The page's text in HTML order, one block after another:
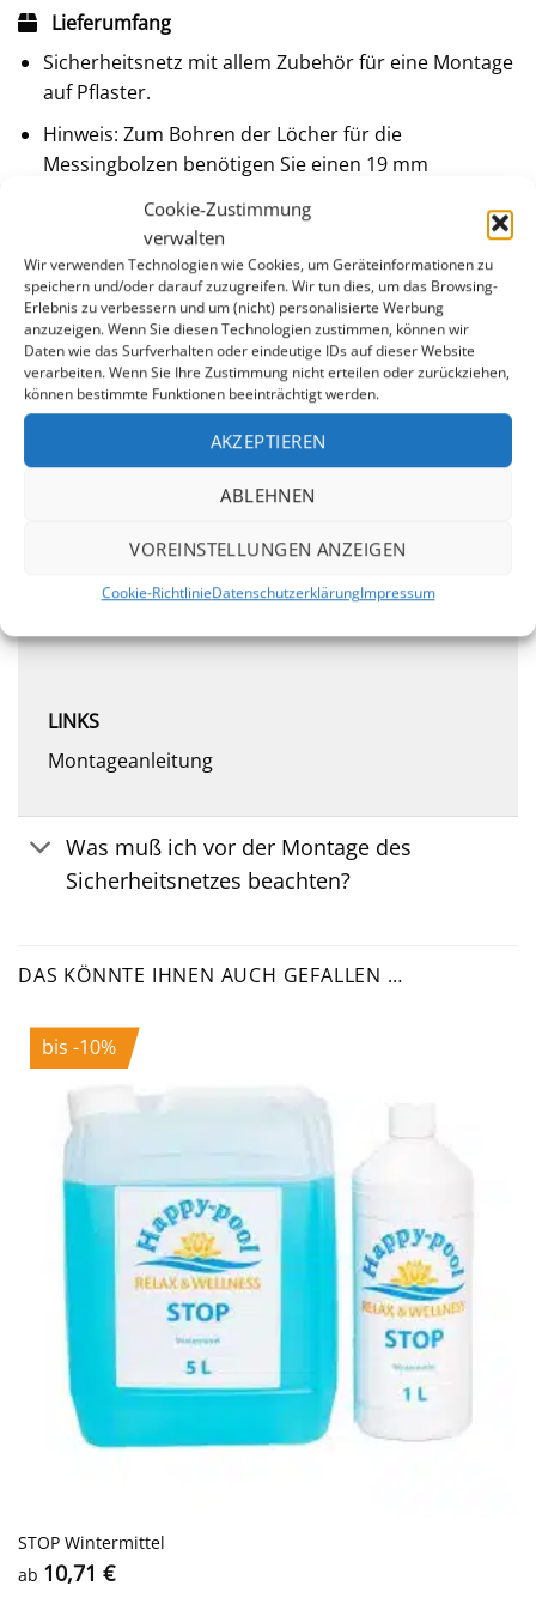
Cookie-Zustimmung
verwalten
Wir verwenden Technologien wie Cookies, um Geräteinformationen zu
speichern und/oder darauf zuzugreifen. Wir tun dies, um das Browsing-
Erlebnis zu verbessern und um (nicht) personalisierte Werbung
anzuzeigen. Wenn Sie diesen Technologien zustimmen, können wir
Daten wie das Surfverhalten oder eindeutige IDs auf dieser Website
verarbeiten. Wenn Sie Ihre Zustimmung nicht erteilen oder zurückziehen,
können bestimmte Funktionen beeinträchtigt werden.
AKZEPTIEREN
ABLEHNEN
VOREINSTELLUNGEN ANZEIGEN
Cookie-RichtlinieDatenschutzerklärungImpressum
Lieferumfang
Sicherheitsnetz mit allem Zubehör für eine Montage
auf Pflaster.
Hinweis: Zum Bohren der Löcher für die
Messingbolzen benötigen Sie einen 19 mm
Lieferumfang
LINKS
Montageanleitung
Was muß ich vor der Montage des
Sicherheitsnetzes beachten?
DAS KÖNNTE IHNEN AUCH GEFALLEN …
bis -10%
STOP Wintermittel
ab 10,71 €